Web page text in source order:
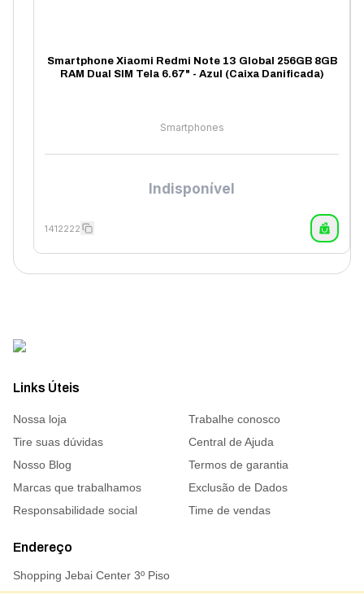
Smartphone Xiaomi Redmi Note 13 Global 256GB 8GB
RAM Dual SIM Tela 6.67" - Azul (Caixa Danificada)
Smartphones
Indisponível
1412222
Links Úteis
Nossa loja
Trabalhe conosco
Tire suas dúvidas
Central de Ajuda
Nosso Blog
Termos de garantia
Marcas que trabalhamos
Exclusão de Dados
Responsabilidade social
Time de vendas
Endereço
Shopping Jebai Center 3º Piso